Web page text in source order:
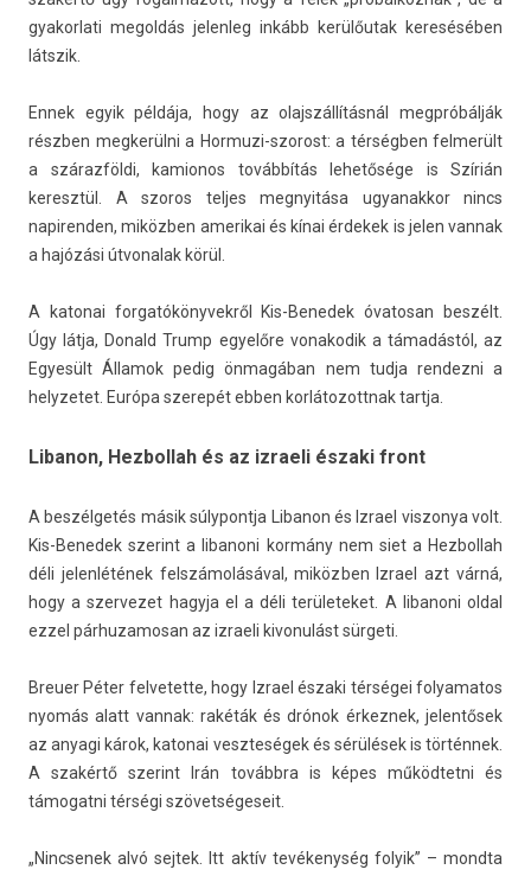
gyakor­lati megol­dás jelen­leg inkább kerülőutak keresésében
látszik.
Ennek egyik példája, hogy az olajszál­lítás­nál megpróbálják
részben meg­kerül­ni a Hormuzi-szorost: a térségben fel­merült
a szárazföldi, kamionos továbbítás lehetősége is Szírián
keresztül. A szoros tel­jes meg­nyitása ugyanak­kor nincs
napirend­en, miközben amerikai és kínai érdekek is jelen van­nak
a hajózási útvonalak körül.
A katonai for­gatókönyvek­ről Kis-Benedek óvatosan beszélt.
Úgy látja, Donald Trump egyelőre vonakodik a támadástól, az
Egyesült Államok pedig önmagában nem tudja re­ndez­ni a
helyzetet. Európa szerepét ebben kor­látozottnak tartja.
Libanon, Hezbollah és az izraeli északi front
A beszélgetés másik súlypontja Li­banon és Iz­rael vis­zonya volt.
Kis-Benedek szerint a li­banoni kormány nem siet a Hez­bollah
déli jelen­létének felszámolásával, miközben Iz­rael azt várná,
hogy a szer­vezet hagyja el a déli területeket. A li­banoni oldal
ezzel pár­huzamosan az iz­raeli kivonulást sürgeti.
Breu­er Péter fel­vetet­te, hogy Iz­rael északi térségei folyamatos
nyomás alatt van­nak: rakéták és drónok érkez­nek, jelen­tősek
az an­yagi károk, katonai veszteségek és sérülések is történnek.
A szakértő szerint Irán továbbra is képes működ­tetni és
támogat­ni térségi szövet­ségeseit.
„Nincsenek alvó sej­tek. Itt aktív tevékenység folyik” – mondta